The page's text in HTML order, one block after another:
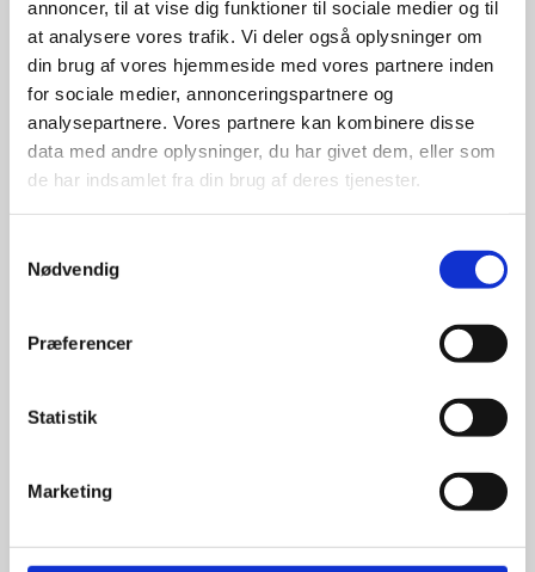
annoncer, til at vise dig funktioner til sociale medier og til
at analysere vores trafik. Vi deler også oplysninger om
din brug af vores hjemmeside med vores partnere inden
for sociale medier, annonceringspartnere og
analysepartnere. Vores partnere kan kombinere disse
data med andre oplysninger, du har givet dem, eller som
de har indsamlet fra din brug af deres tjenester.
Nødvendig
Præferencer
Statistik
Marketing
udvalg
For at sikre høj kvalitet og stor
leveringssikkerhed samarbejder vi
med de største og mest
anerkendte leverandører inden for
idé til et konkret produkt, eller et